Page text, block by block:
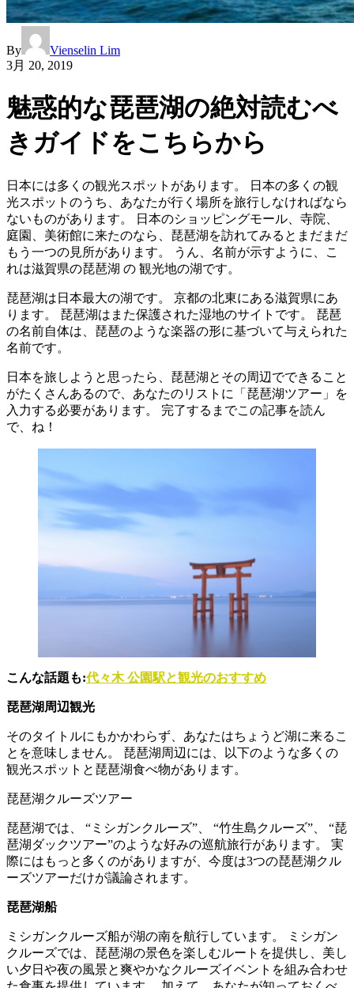
By
Vienselin Lim
3月 20, 2019
魅惑的な琵琶湖の絶対読むべ
きガイドをこちらから
日本には多くの観光スポットがあります。 日本の多くの観
光スポットのうち、あなたが行く場所を旅行しなければなら
ないものがあります。 日本のショッピングモール、寺院、
庭園、美術館に来たのなら、琵琶湖を訪れてみるとまだまだ
もう一つの見所があります。 うん、名前が示すように、こ
れは滋賀県の琵琶湖 の 観光地の湖です。
琵琶湖は日本最大の湖です。 京都の北東にある滋賀県にあ
ります。 琵琶湖はまた保護された湿地のサイトです。 琵琶
の名前自体は、琵琶のような楽器の形に基づいて与えられた
名前です。
日本を旅しようと思ったら、琵琶湖とその周辺でできること
がたくさんあるので、あなたのリストに「琵琶湖ツアー」を
入力する必要があります。 完了するまでこの記事を読ん
で、ね！
こんな話題も:代々木 公園駅と観光のおすすめ
琵琶湖周辺観光
そのタイトルにもかかわらず、あなたはちょうど湖に来るこ
とを意味しません。 琵琶湖周辺には、以下のような多くの
観光スポットと琵琶湖食べ物があります。
琵琶湖クルーズツアー
琵琶湖では、 “ミシガンクルーズ”、 “竹生島クルーズ”、 “琵
琶湖ダックツアー”のような好みの巡航旅行があります。 実
際にはもっと多くのがありますが、今度は3つの琵琶湖クル
ーズツアーだけが議論されます。
琵琶湖船
ミシガンクルーズ船が湖の南を航行しています。 ミシガン
クルーズでは、琵琶湖の景色を楽しむルートを提供し、美し
い夕日や夜の風景と爽やかなクルーズイベントを組み合わせ